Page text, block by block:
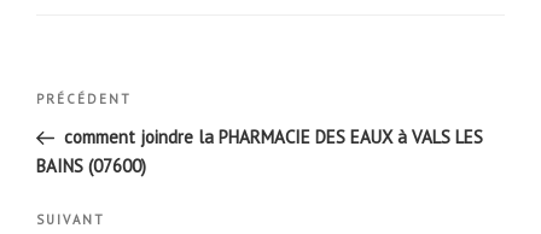
Navigation
l’article
Article
précédent
PRÉCÉDENT
comment joindre la PHARMACIE DES EAUX à VALS LES
BAINS (07600)
Article
SUIVANT